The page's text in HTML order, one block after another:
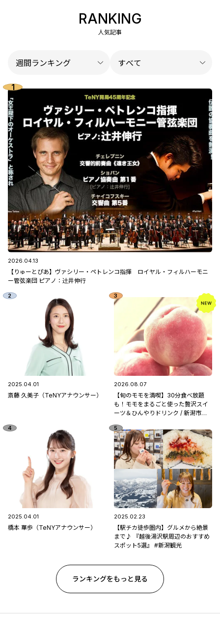
RANKING
人気記事
2026.04.13
【りゅーとぴあ】ヴァシリー・ペトレンコ指揮 ロイヤル・フィルハーモニ
ー管弦楽団 ピアノ：辻󠄀井伸行
2025.04.01
斎藤 久美子（TeNYアナウンサー）
2026.08.07
【旬のモモを満喫】30分食べ放題
も！モモをまるごと使った贅沢スイ
ーツ＆ひんやりドリンク / 新潟市南
2025.04.01
橋本 華歩（TeNYアナウンサー）
2025.02.23
【駅チカ徒歩圏内】グルメから絶景
まで♪ 『越後湯沢駅周辺のおすすめ
スポット5選』 #新潟観光
ランキングをもっと見る